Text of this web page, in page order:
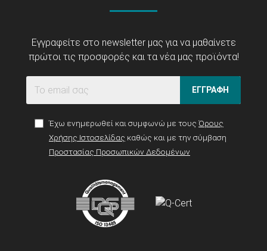
Εγγραφείτε στο newsletter μας για να μαθαίνετε
πρώτοι τις προσφορές και τα νέα μας προϊόντα!
ΕΓΓΡΑΦΗ
Έχω ενημερωθεί και συμφωνώ με τους Όρους
Χρήσης Ιστοσελίδας καθώς και με την σύμβαση
Προστασίας Προσωπικών Δεδομένων